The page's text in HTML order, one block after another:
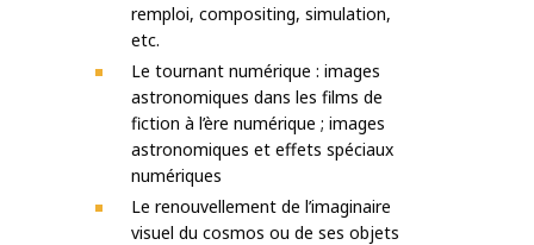
remploi, compositing, simulation,
etc.
Le tournant numérique : images
astronomiques dans les films de
fiction à l’ère numérique ; images
astronomiques et effets spéciaux
numériques
Le renouvellement de l’imaginaire
visuel du cosmos ou de ses objets